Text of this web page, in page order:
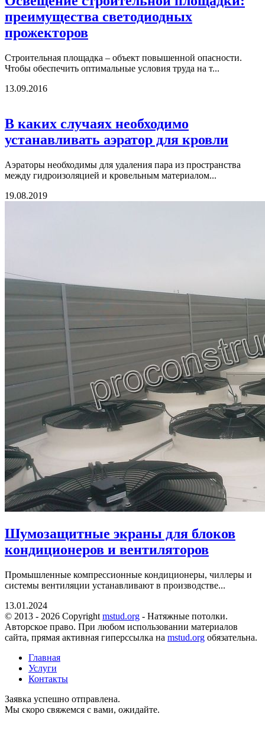
преимущества светодиодных
прожекторов
Строительная площадка – объект повышенной опасности.
Чтобы обеспечить оптимальные условия труда на т...
13.09.2016
В каких случаях необходимо
устанавливать аэратор для кровли
Аэраторы необходимы для удаления пара из пространства
между гидроизоляцией и кровельным материалом...
19.08.2019
Шумозащитные экраны для блоков
кондиционеров и вентиляторов
Промышленные компрессионные кондиционеры, чиллеры и
системы вентиляции устанавливают в производстве...
13.01.2024
© 2013 - 2026 Copyright mstud.org - Натяжные потолки.
Авторское право. При любом использовании материалов
сайта, прямая активная гиперссылка на mstud.org обязательна.
Главная
Услуги
Контакты
Заявка успешно отправлена.
Мы скоро свяжемся с вами, ожидайте.